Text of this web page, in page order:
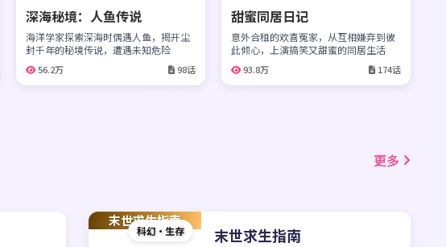
深海秘境：人鱼传说
海洋学家探索深海时偶遇人鱼，揭开尘
封千年的秘境传说，遭遇未知危险
56.2万 98话
甜蜜同居日记
意外合租的欢喜冤家，从互相嫌弃到彼
此倾心，上演搞笑又甜蜜的同居生活
93.8万 174话
更多
末世求生指南
科幻·生存 末世求生指南